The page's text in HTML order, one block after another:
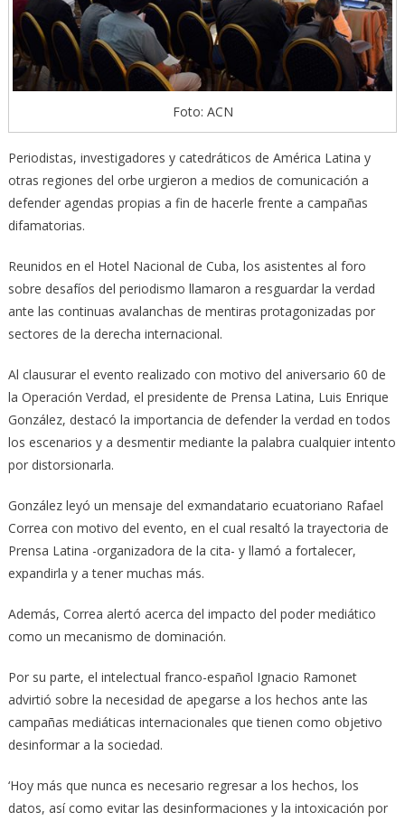
Foto: ACN
Periodistas, investigadores y catedráticos de América Latina y
otras regiones del orbe urgieron a medios de comunicación a
defender agendas propias a fin de hacerle frente a campañas
difamatorias.
Reunidos en el Hotel Nacional de Cuba, los asistentes al foro
sobre desafíos del periodismo llamaron a resguardar la verdad
ante las continuas avalanchas de mentiras protagonizadas por
sectores de la derecha internacional.
Al clausurar el evento realizado con motivo del aniversario 60 de
la Operación Verdad, el presidente de Prensa Latina, Luis Enrique
González, destacó la importancia de defender la verdad en todos
los escenarios y a desmentir mediante la palabra cualquier intento
por distorsionarla.
González leyó un mensaje del exmandatario ecuatoriano Rafael
Correa con motivo del evento, en el cual resaltó la trayectoria de
Prensa Latina -organizadora de la cita- y llamó a fortalecer,
expandirla y a tener muchas más.
Además, Correa alertó acerca del impacto del poder mediático
como un mecanismo de dominación.
Por su parte, el intelectual franco-español Ignacio Ramonet
advirtió sobre la necesidad de apegarse a los hechos ante las
campañas mediáticas internacionales que tienen como objetivo
desinformar a la sociedad.
‘Hoy más que nunca es necesario regresar a los hechos, los
datos, así como evitar las desinformaciones y la intoxicación por